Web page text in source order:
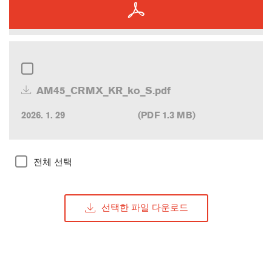
AM45_CRMX_KR_ko_S.pdf
2026. 1. 29 (PDF 1.3 MB)
전체 선택